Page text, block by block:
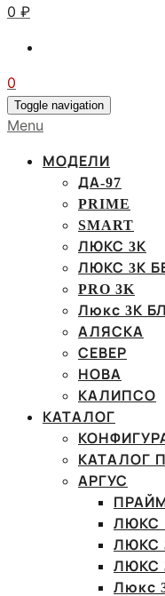
0 ₽
0
Toggle navigation
Menu
МОДЕЛИ
ДА-97
PRIME
SMART
ЛЮКС 3К
ЛЮКС 3К
PRO 3K
Люкс 3К
АЛЯСКА
СЕВЕР
НОВА
КАЛИПСО
КАТАЛОГ
КАТАЛОГ
АРГУС
ЛЮКС
ЛЮКС
ЛЮКС
Люкс